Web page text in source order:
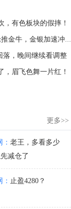
下行风险。
，有色板块的假摔！
董镇元1月29日：疯狂言论推金牛，金银加速冲尖顶
落，晚间继续看调整
，眉飞色舞一片红！
更多>>
老王，多看多少
减仓了
止盈4280？